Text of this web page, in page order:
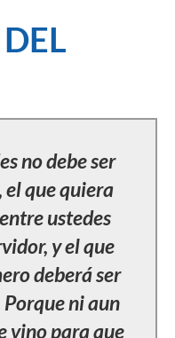
no debe ser
que quiera
ustedes
y el que
deberá ser
ni aun
vino para que